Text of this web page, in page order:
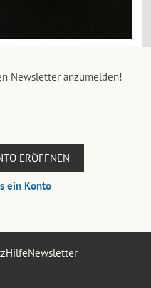
Newsletter anzumelden!
ERÖFFNEN
ein Konto
HilfeNewsletter